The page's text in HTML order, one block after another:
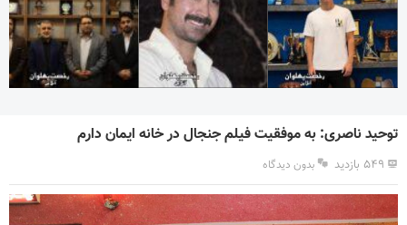
توحید ناصری: به موفقیت فیلم جنجال در خانه ایمان دارم
۵۴۹ بازدید بدون دیدگاه